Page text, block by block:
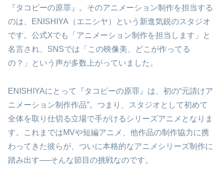
『タコピーの原罪』。そのアニメーション制作を担当する
のは、ENISHIYA（エニシヤ）という新進気鋭のスタジオ
です。公式Xでも「アニメーション制作を担当します」と
名言され、SNSでは「この映像美、どこが作ってる
の？」という声が多数上がっていました。
ENISHIYAにとって『タコピーの原罪』は、初の“元請けア
ニメーション制作作品”。つまり、スタジオとして初めて
全体を取り仕切る立場で手がけるシリーズアニメとなりま
す。これまではMVや短編アニメ、他作品の制作協力に携
わってきた彼らが、ついに本格的なアニメシリーズ制作に
踏み出す──そんな節目の挑戦なのです。